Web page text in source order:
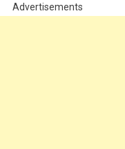
Advertisements